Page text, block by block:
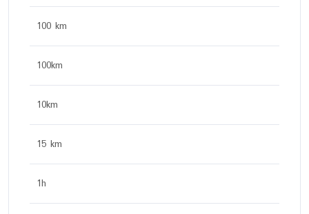
100 km
100km
10km
15 km
1h